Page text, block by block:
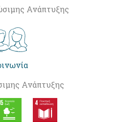
Ανάπτυξης
Ανάπτυξης